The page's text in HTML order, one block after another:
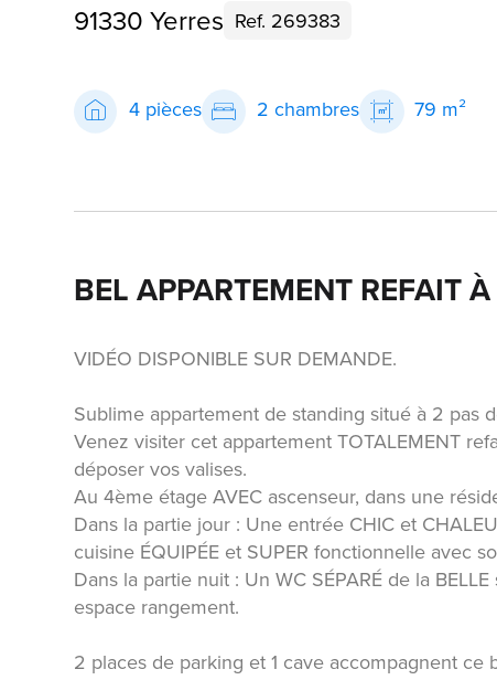
91330 Yerres Ref. 269383
4 pièces 2 chambres 79 m²
BEL APPARTEMENT REFAIT
VIDÉO DISPONIBLE SUR DEMANDE.
Sublime appartement de standing situé à 2 pas
Venez visiter cet appartement TOTALEMENT
déposer vos valises.
Au 4ème étage AVEC ascenseur, dans une
Dans la partie jour : Une entrée CHIC et
cuisine ÉQUIPÉE et SUPER fonctionnelle avec
Dans la partie nuit : Un WC SÉPARÉ de la
espace rangement.
2 places de parking et 1 cave accompagnent ce